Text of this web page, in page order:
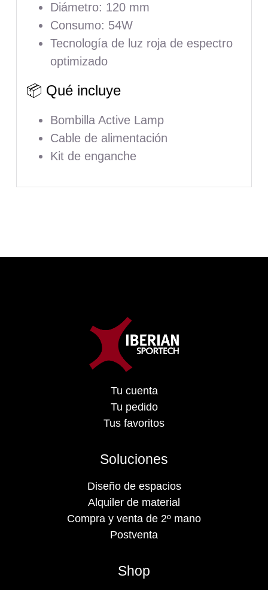
Diámetro: 120 mm
Consumo: 54W
Tecnología de luz roja de espectro
optimizado
📦 Qué incluye
Bombilla Active Lamp
Cable de alimentación
Kit de enganche
Tu cuenta
Tu pedido
Tus favoritos
Soluciones
Diseño de espacios
Alquiler de material
Compra y venta de 2º mano
Postventa
Shop